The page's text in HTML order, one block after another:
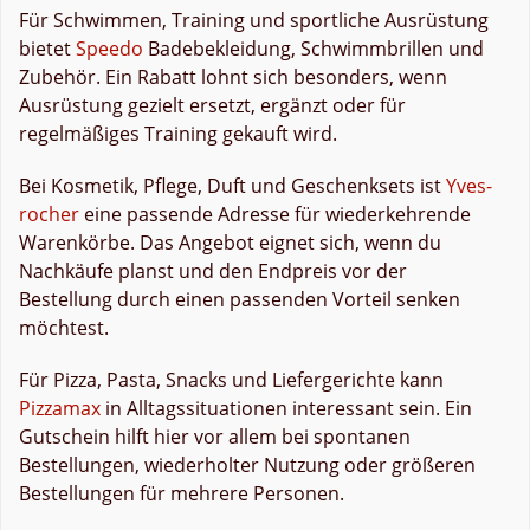
Für Schwimmen, Training und sportliche Ausrüstung
bietetSpeedo Badebekleidung, Schwimmbrillen und
Zubehör. Ein Rabatt lohnt sich besonders, wenn
Ausrüstung gezielt ersetzt, ergänzt oder für
regelmäßiges Training gekauft wird.
Bei Kosmetik, Pflege, Duft und Geschenksets istYves-
rocher eine passende Adresse für wiederkehrende
Warenkörbe. Das Angebot eignet sich, wenn du
Nachkäufe planst und den Endpreis vor der
Bestellung durch einen passenden Vorteil senken
möchtest.
Für Pizza, Pasta, Snacks und Liefergerichte kann
Pizzamax in Alltagssituationen interessant sein. Ein
Gutschein hilft hier vor allem bei spontanen
Bestellungen, wiederholter Nutzung oder größeren
Bestellungen für mehrere Personen.